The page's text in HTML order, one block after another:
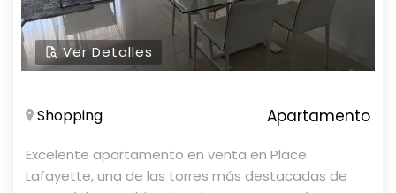
Ver Detalles
Shopping Apartamento
Excelente apartamento en venta en Place
Lafayette, una de las torres más destacadas de